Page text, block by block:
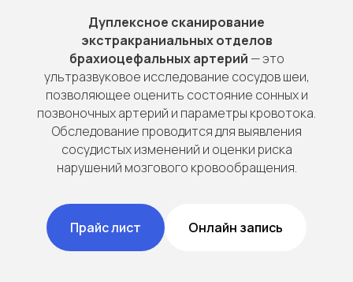
Дуплексное сканирование
экстракраниальных отделов
брахиоцефальных артерий — это
ультразвуковое исследование сосудов шеи,
позволяющее оценить состояние сонных и
позвоночных артерий и параметры кровотока.
Обследование проводится для выявления
сосудистых изменений и оценки риска
нарушений мозгового кровообращения.
Прайс лист Онлайн запись